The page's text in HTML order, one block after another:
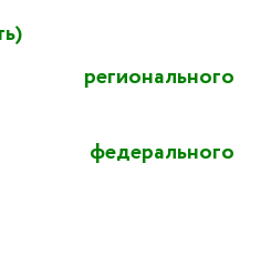
регионального
федерального